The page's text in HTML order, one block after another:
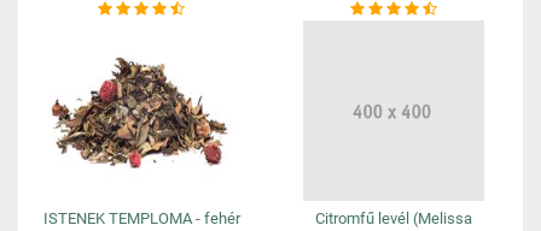
ISTENEK TEMPLOMA - fehér
Citromfű levél (Melissa